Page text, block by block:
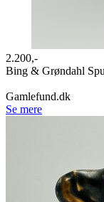
2.200,-
Bing & Grøndahl
Gamlefund.dk
Se mere